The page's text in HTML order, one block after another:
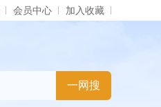
会员中心 加入收藏